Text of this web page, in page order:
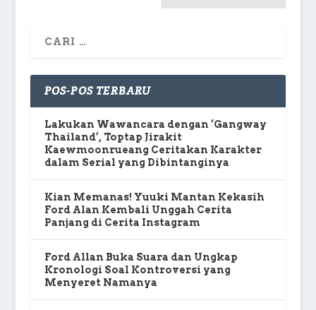
POS-POS TERBARU
Lakukan Wawancara dengan ‘Gangway
Thailand’, Toptap Jirakit
Kaewmoonrueang Ceritakan Karakter
dalam Serial yang Dibintanginya
Kian Memanas! Yuuki Mantan Kekasih
Ford Alan Kembali Unggah Cerita
Panjang di Cerita Instagram
Ford Allan Buka Suara dan Ungkap
Kronologi Soal Kontroversi yang
Menyeret Namanya